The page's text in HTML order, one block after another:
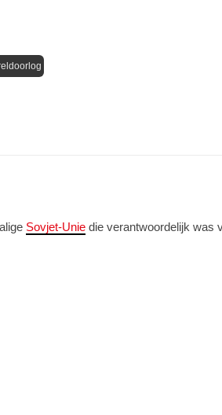
Sovjet-Unie die verantwoordelijk was